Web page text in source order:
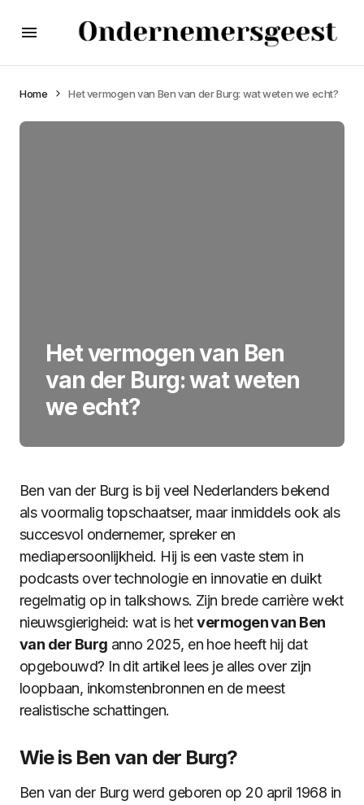
Home Het vermogen van Ben van der Burg: wat weten we echt?
Het vermogen van Ben
van der Burg: wat weten
we echt?
Ben van der Burg is bij veel Nederlanders bekend
als voormalig topschaatser, maar inmiddels ook als
succesvol ondernemer, spreker en
mediapersoonlijkheid. Hij is een vaste stem in
podcasts over technologie en innovatie en duikt
regelmatig op in talkshows. Zijn brede carrière wekt
nieuwsgierigheid: wat is hetvermogen van Ben
van der Burg anno 2025, en hoe heeft hij dat
opgebouwd? In dit artikel lees je alles over zijn
loopbaan, inkomstenbronnen en de meest
realistische schattingen.
Wie is Ben van der Burg?
Ben van der Burg werd geboren op 20 april 1968 in